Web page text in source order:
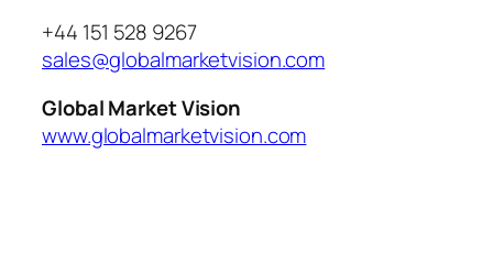
+44 151 528 9267
sales@globalmarketvision.com
Global Market Vision
www.globalmarketvision.com